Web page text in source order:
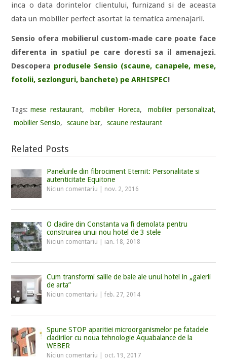
inca o data dorintelor clientului, furnizand si de aceasta
data un mobilier perfect asortat la tematica amenajarii.
Sensio ofera mobilierul custom-made care poate face
diferenta in spatiul pe care doresti sa il amenajezi.
Descopera produsele Sensio (scaune, canapele, mese,
fotolii, sezlonguri, banchete) pe ARHISPEC!
Tags: mese restaurant, mobilier Horeca, mobilier personalizat,
mobilier Sensio, scaune bar, scaune restaurant
Related Posts
Panelurile din fibrociment Eternit: Personalitate si
autenticitate Equitone
Niciun comentariu nov. 2, 2016
O cladire din Constanta va fi demolata pentru
construirea unui nou hotel de 3 stele
Niciun comentariu ian. 18, 2018
Cum transformi salile de baie ale unui hotel in „galerii
de arta”
Niciun comentariu |feb. 27, 2014
Spune STOP aparitiei microorganismelor pe fatadele
cladirilor cu noua tehnologie Aquabalance de la
WEBER
Niciun comentariu oct. 19, 2017